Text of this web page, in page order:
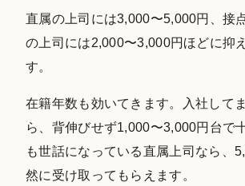
直属の上司には3,000〜5,000円、接
の上司には2,000〜3,000円ほどに抑
す。
在籍年数も効いてきます。入社して
ら、背伸びせず1,000〜3,000円台で
も世話になっている直属上司なら、
然に受け取ってもらえます。